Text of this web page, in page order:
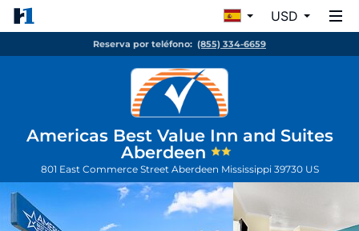
USD
Reserva por teléfono: (855) 334-6659
Americas Best Value Inn and Suites
Aberdeen
801 East Commerce Street Aberdeen Mississippi 39730 US